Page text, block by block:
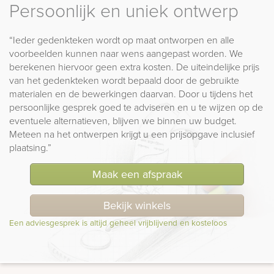
Persoonlijk en uniek ontwerp
“Ieder gedenkteken wordt op maat ontworpen en alle
voorbeelden kunnen naar wens aangepast worden. We
berekenen hiervoor geen extra kosten. De uiteindelijke prijs
van het gedenkteken wordt bepaald door de gebruikte
materialen en de bewerkingen daarvan. Door u tijdens het
persoonlijke gesprek goed te adviseren en u te wijzen op de
eventuele alternatieven, blijven we binnen uw budget.
Meteen na het ontwerpen krijgt u een prijsopgave inclusief
plaatsing.”
Maak een afspraak
Bekijk winkels
Een adviesgesprek is altijd geheel vrijblijvend en kosteloos